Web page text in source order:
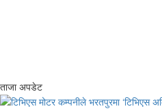
ताजा अपडेट